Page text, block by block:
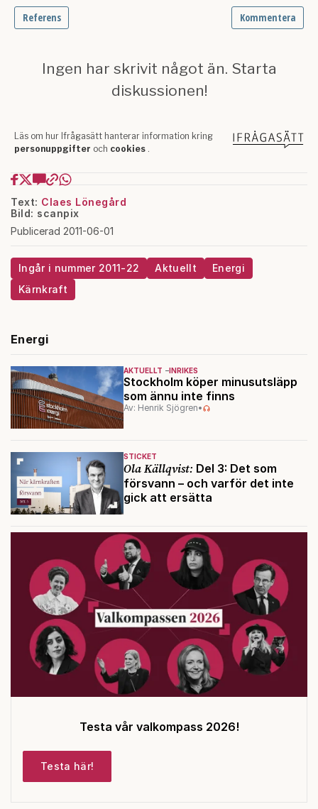
Text: Claes Lönegård
Bild: scanpix
Publicerad 2011-06-01
Ingår i nummer 2011-22 Aktuellt
Energi
Kärnkraft
Energi
AKTUELLT INRIKES
Stockholm köper minusutsläpp
som ännu inte finns
Av: Henrik Sjögren•
STICKET
Ola Källqvist: Del 3: Det som
försvann – och varför det inte
gick att ersätta
Testa vår valkompass 2026!
Testa här!